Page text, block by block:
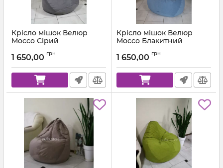
Крісло мішок Велюр
Mocco Сірий
1 650,00 грн
Крісло мішок Велюр
Mocco Блакитний
1 650,00 грн